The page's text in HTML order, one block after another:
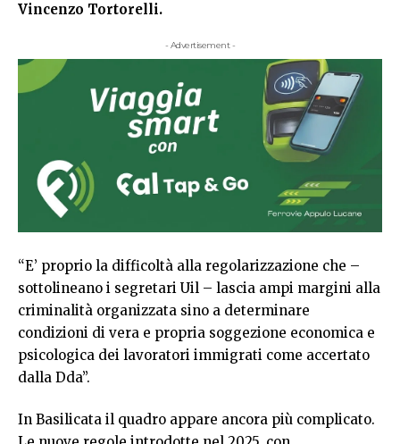
Vincenzo Tortorelli.
- Advertisement -
“E’ proprio la difficoltà alla regolarizzazione che –
sottolineano i segretari Uil – lascia ampi margini alla
criminalità organizzata sino a determinare
condizioni di vera e propria soggezione economica e
psicologica dei lavoratori immigrati come accertato
dalla Dda”.
In Basilicata il quadro appare ancora più complicato.